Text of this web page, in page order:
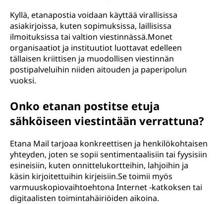
Kyllä, etanapostia voidaan käyttää virallisissa
asiakirjoissa, kuten sopimuksissa, laillisissa
ilmoituksissa tai valtion viestinnässä.Monet
organisaatiot ja instituutiot luottavat edelleen
tällaisen kriittisen ja muodollisen viestinnän
postipalveluihin niiden aitouden ja paperipolun
vuoksi.
Onko etanan postitse etuja
sähköiseen viestintään verrattuna?
Etana Mail tarjoaa konkreettisen ja henkilökohtaisen
yhteyden, joten se sopii sentimentaalisiin tai fyysisiin
esineisiin, kuten onnittelukortteihin, lahjoihin ja
käsin kirjoitettuihin kirjeisiin.Se toimii myös
varmuuskopiovaihtoehtona Internet -katkoksen tai
digitaalisten toimintahäiriöiden aikoina.